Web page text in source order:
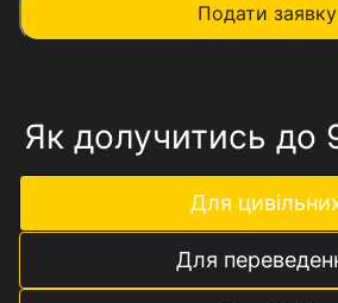
Як долучитись до
Для
Для
Подати заявку